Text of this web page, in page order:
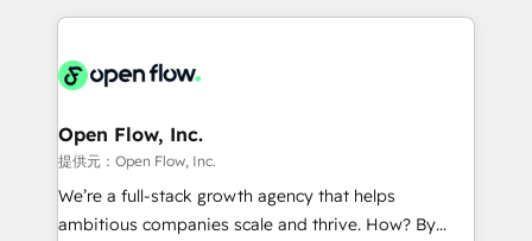
things are happening.
most effective way, while at the same time
integrated buyers journey. Elixir is located in
and Amsterdam. Elixir is a first mover and leader
when it comes to HubSpot sales and service
implementations, highly renowned for our business
acumen, process (re-)design experience and a
Open Flow, Inc.
提供元：Open Flow, Inc.
We’re a full-stack growth agency that helps
ambitious companies scale and thrive. How? By